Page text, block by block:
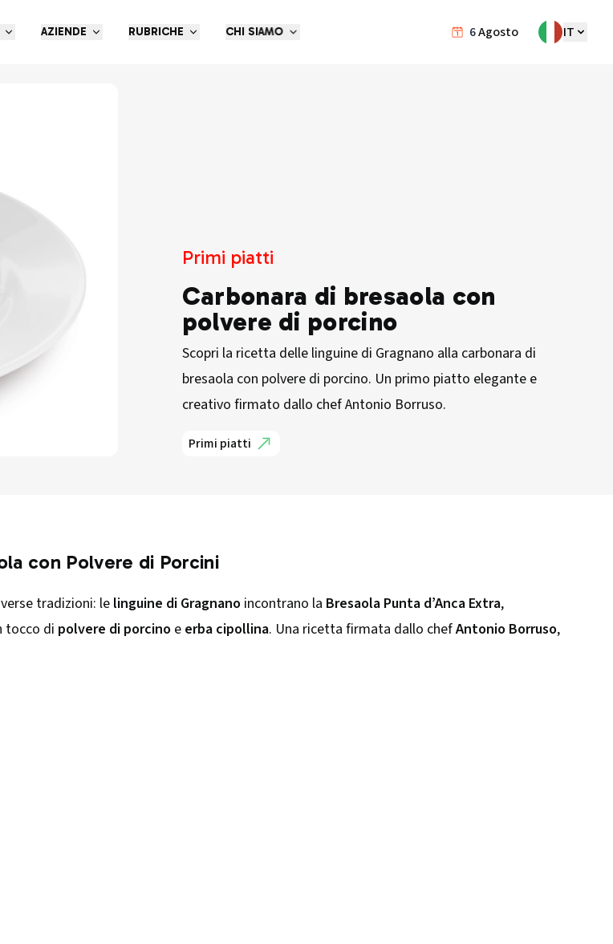
6Agosto IT
AZIENDE RUBRICHE CHI SIAMO
Primi piatti
Carbonara di bresaola con
polvere di porcino
Scopri la ricetta delle linguine di Gragnano alla carbonara di
bresaola con polvere di porcino. Un primo piatto elegante e
creativo firmato dallo chef Antonio Borruso.
Primi piatti
con Polvere di Porcini
tradizioni: le linguine di Gragnano incontrano la Bresaola Punta d’Anca Extra,
tocco di polvere di porcino e erba cipollina. Una ricetta firmata dallo chefAntonio Borruso,